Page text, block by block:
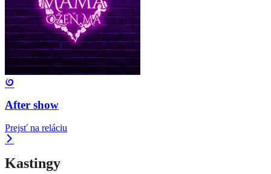
After show
Prejsť na reláciu
Kastingy